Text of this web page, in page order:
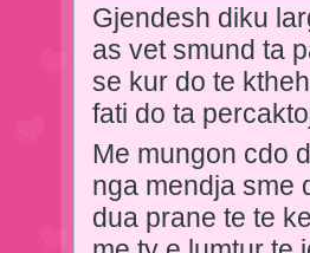
Gjendesh diku
as vet smund ta
se kur do te
fati do ta
Me mungon cdo
nga mendja sme
dua prane te te